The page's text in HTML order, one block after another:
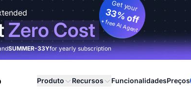
Zero Cost
Get your
33% off
+ free AI Agent
SUMMER-33Yfor yearly subscription
Produto Recursos FuncionalidadesPreços